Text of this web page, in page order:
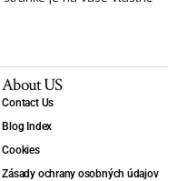
About US
Contact Us
Blog Index
Cookies
Zásady ochrany osobných údajov